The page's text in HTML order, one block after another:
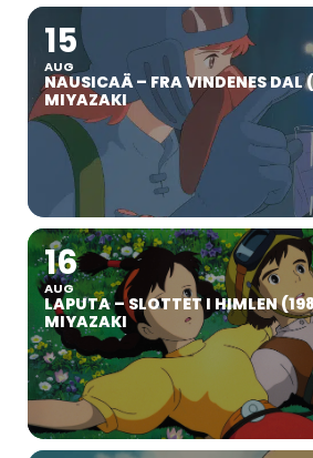
15
AUG
NAUSICAÄ – FRA VINDENES
MIYAZAKI
16
AUG
LAPUTA – SLOTTET I HIMLEN
MIYAZAKI